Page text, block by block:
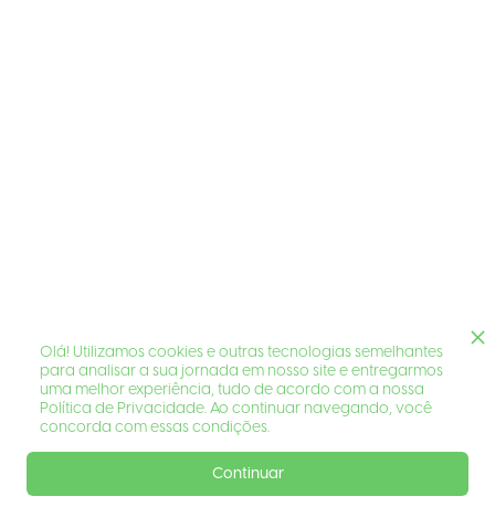
Olá! Utilizamos cookies e outras tecnologias semelhantes
para analisar a sua jornada em nosso site e entregarmos
uma melhor experiência, tudo de acordo com a nossa
Política de Privacidade. Ao continuar navegando, você
concorda com essas condições.
Continuar